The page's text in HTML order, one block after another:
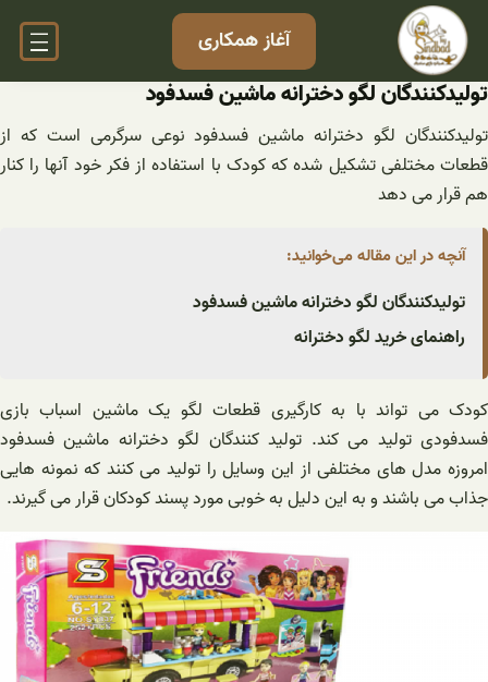
رفتن
محتوا
آغاز همکاری
تولیدکنندگان لگو دخترانه ماشین فسدفود
تولیدکنندگان لگو دخترانه ماشین فسدفود نوعی سرگرمی است که از
قطعات مختلفی تشکیل شده که کودک با استفاده از فکر خود آنها را کنار
هم قرار می دهد
آنچه در این مقاله می‌خوانید:
تولیدکنندگان لگو دخترانه ماشین فسدفود
راهنمای خرید لگو دخترانه
کودک می تواند با به کارگیری قطعات لگو یک ماشین اسباب بازی
فسدفودی تولید می کند. تولید کنندگان لگو دخترانه ماشین فسدفود
امروزه مدل های مختلفی از این وسایل را تولید می کنند که نمونه هایی
جذاب می باشند و به این دلیل به خوبی مورد پسند کودکان قرار می گیرند.